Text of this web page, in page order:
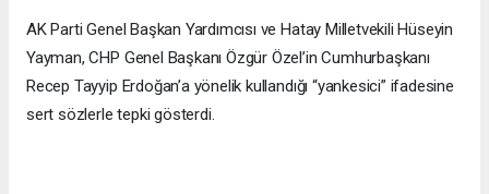
AK Parti Genel Başkan Yardımcısı ve Hatay Milletvekili Hüseyin
Yayman, CHP Genel Başkanı Özgür Özel’in Cumhurbaşkanı
Recep Tayyip Erdoğan’a yönelik kullandığı “yankesici” ifadesine
sert sözlerle tepki gösterdi.